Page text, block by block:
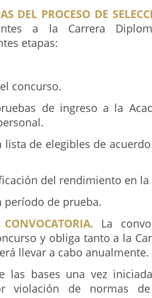
DEL PROCESO DE
a la Carrera
etapas:
concurso.
de ingreso a la
lista de elegibles de
del rendimiento en la
de prueba.
La
y obliga tanto a la
llevar a cabo anualmente.
las bases una vez
violación de normas